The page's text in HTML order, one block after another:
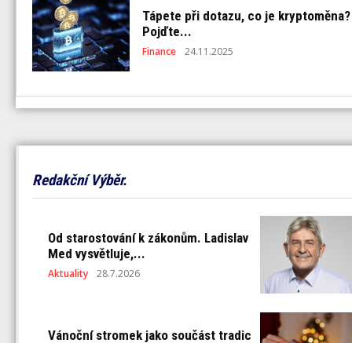
Tápete při dotazu, co je kryptoměna?
Pojďte...
Finance 24.11.2025
Redakční Výběr.
Od starostování k zákonům. Ladislav
Med vysvětluje,...
Aktuality 28.7.2026
Vánoční stromek jako součást tradic